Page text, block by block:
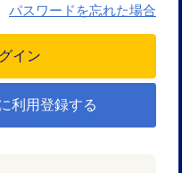
パスワードを忘れた場合
利用登録する